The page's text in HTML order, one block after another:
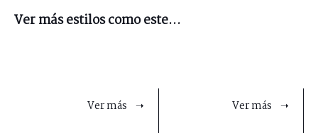
Ver más estilos como este...
Ver más ➝ Ver más ➝